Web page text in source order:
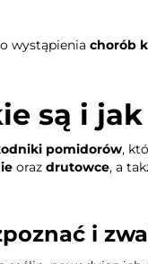
wystąpieniachorób
są i
pomidorów,
orazdrutowce, a
i